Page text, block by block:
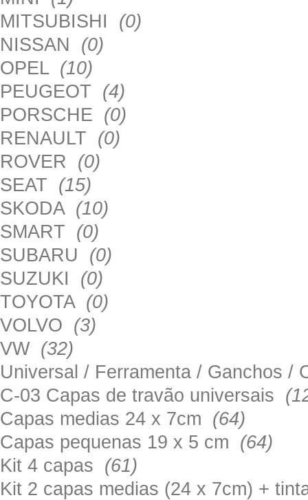
MITSUBISHI (0)
NISSAN (0)
OPEL (10)
PEUGEOT (4)
PORSCHE (0)
RENAULT (0)
ROVER (0)
SEAT (15)
SKODA (10)
SMART (0)
SUBARU (0)
SUZUKI (0)
TOYOTA (0)
VOLVO (3)
VW (32)
Universal / Ferramenta / Ganchos
C-03 Capas de travão universais
Capas medias 24 x 7cm (64)
Capas pequenas 19 x 5 cm (64)
Kit 4 capas (61)
Kit 2 capas medias (24 x 7cm) +